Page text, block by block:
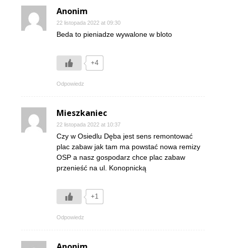
Anonim
22 listopada 2022 at 09:30
Beda to pieniadze wywalone w bloto
+4
Odpowiedz
Mieszkaniec
22 listopada 2022 at 10:37
Czy w Osiedlu Dęba jest sens remontować
plac zabaw jak tam ma powstać nowa remizy
OSP a nasz gospodarz chce plac zabaw
przenieść na ul. Konopnicką
+1
Odpowiedz